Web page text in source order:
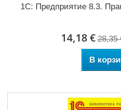
1С: Предприятие 8.3.
14,18 € 28,35
В